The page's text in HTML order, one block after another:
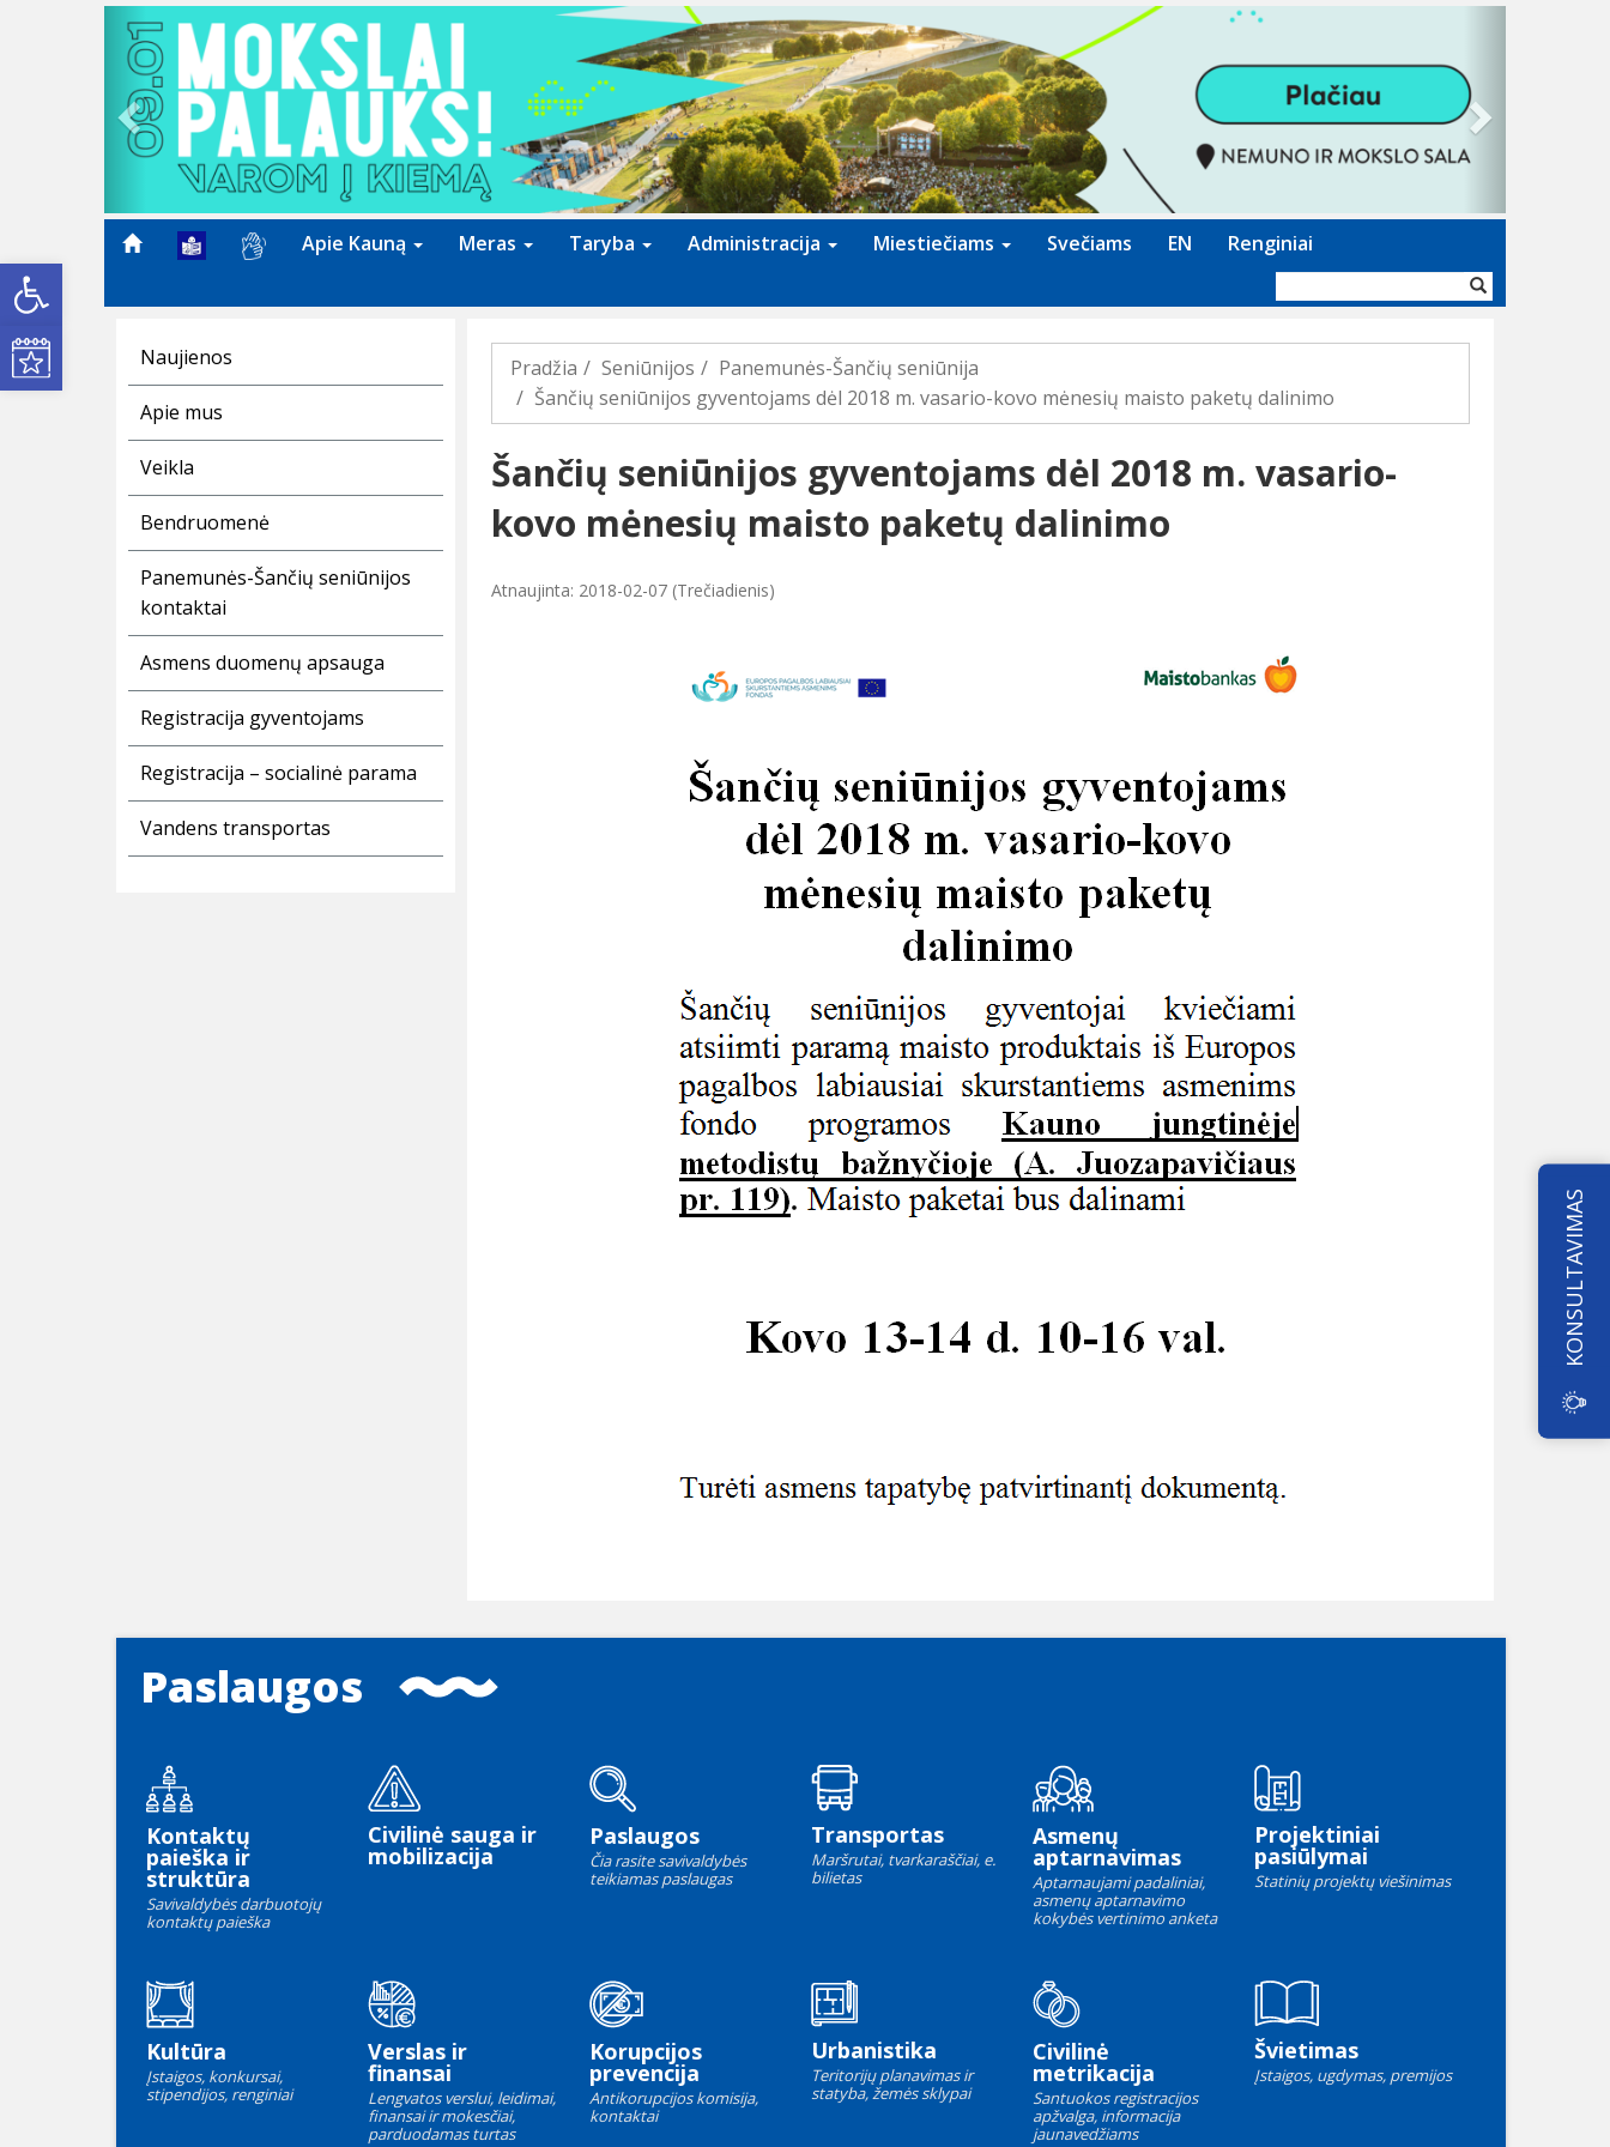
Open toolbar
Kultūros renginiai
Previous
Apie Kauną Meras Taryba Administracija Miestiečiams Svečiams EN Renginiai
forma
Naujienos
Apie mus
Veikla
Bendruomenė
Panemunės-Šančių seniūnijos
kontaktai
Asmens duomenų apsauga
Registracija gyventojams
Registracija – socialinė parama
Vandens transportas
Pradžia Seniūnijos
Panemunės-Šančių seniūnija
Šančių seniūnijos gyventojams dėl 2018 m. vasario-kovo mėnesių maisto paketų dalinimo
Šančių seniūnijos gyventojams dėl 2018 m. vasario-
kovo mėnesių maisto paketų dalinimo
Atnaujinta: 2018-02-07 (Trečiadienis)
Paslaugos
Kontaktų
paieška ir
struktūra
Savivaldybės darbuotojų
kontaktų paieška
Civilinė sauga ir
mobilizacija
Paslaugos
Čia rasite savivaldybės
teikiamas paslaugas
Transportas
Maršrutai, tvarkaraščiai, e.
bilietas
Asmenų
aptarnavimas
Aptarnaujami padaliniai,
asmenų aptarnavimo
kokybės vertinimo anketa
Projektiniai
pasiūlymai
Statinių projektų viešinimas
Kultūra
Įstaigos, konkursai,
stipendijos, renginiai
Verslas ir
finansai
Lengvatos verslui, leidimai,
finansai ir mokesčiai,
parduodamas turtas
Korupcijos
prevencija
Antikorupcijos komisija,
kontaktai
Urbanistika
Teritorijų planavimas ir
statyba, žemės sklypai
Civilinė
metrikacija
Santuokos registracijos
apžvalga, informacija
jaunavedžiams
Švietimas
Įstaigos, ugdymas, premijos
KONSULTAVIMAS